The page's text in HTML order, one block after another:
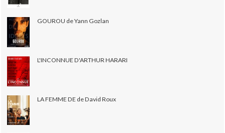
GOUROU de Yann Gozlan
L'INCONNUE D'ARTHUR HARARI
LA FEMME DE de David Roux